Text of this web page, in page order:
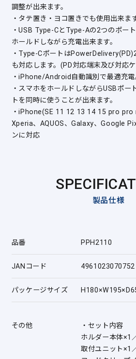
調整が出来ます。
・タテ置き・ヨコ置きでも使用出来ます
・USB Type-CとType-Aの2つのポー
ホールドしながら充電出来ます。
・Type-Cポートは
も対応します。(PD対応端末及び対応
・iPhone/Android自動識別で最適充電
・スマホをホールドしながらUSBポー
トを同時に使うことが出来ます。
・iPhone(SE 11 12 13 14 15 pro pro
Xperia、AQUOS、Galaxy、Google
ンに対応
製品仕様
品番 PPH2110
JANコード 4961023070752
パッケージサイズ
その他
・セット内容
ホルダー本体×1
取付ユニット×1